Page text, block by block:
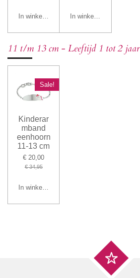
In winkelwagen In winkelwagen
11 t/m 13 cm - Leeftijd 1 tot 2 jaar
Sale!
Kinderar
mband
eenhoorn
11-13 cm
€ 20,00
€ 34,95
In winkelwagen